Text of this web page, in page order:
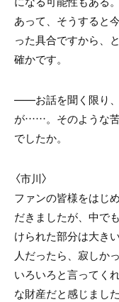
あって、そうすると
った具合ですから、
確かです。
――お話を聞く限り、
が……。そのような
でしたか。
〈市川〉
ファンの皆様をはじ
だきましたが、中で
けられた部分は大き
人だったら、寂しか
いろいろと言ってく
な財産だと感じました